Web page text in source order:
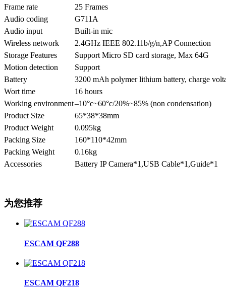
Frame rate
25 Frames
Audio coding
G711A
Audio input
Built-in mic
Wireless network
2.4GHz IEEE 802.11b/g/n,AP Connection
Storage Features
Support Micro SD card storage, Max 64G
Motion detection
Support
Battery
3200 mAh polymer lithium battery, charge
Wort time
16 hours
Working environment–10°c~60°c/20%~85% (non condensation)
Product Size
65*38*38mm
Product Weight
0.095kg
Packing Size
160*110*42mm
Packing Weight
0.16kg
Accessories
Battery IP Camera*1,USB Cable*1,Guide*1
为您推荐
ESCAM QF288
ESCAM QF218